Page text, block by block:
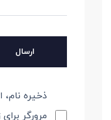
ذخیره
مرورگر